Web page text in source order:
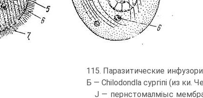
115. Паразитические
Б — Chilodondla сургіпі (из ки.
J — пернстомалміыс